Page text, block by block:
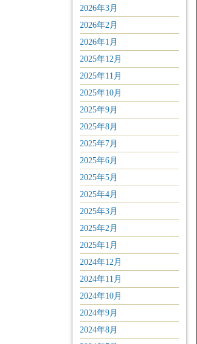
2026年3月
2026年2月
2026年1月
2025年12月
2025年11月
2025年10月
2025年9月
2025年8月
2025年7月
2025年6月
2025年5月
2025年4月
2025年3月
2025年2月
2025年1月
2024年12月
2024年11月
2024年10月
2024年9月
2024年8月